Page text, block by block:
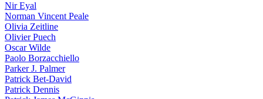
Nir Eyal
Norman Vincent Peale
Olivia Zeitline
Olivier Puech
Oscar Wilde
Paolo Borzacchiello
Parker J. Palmer
Patrick Bet-David
Patrick Dennis